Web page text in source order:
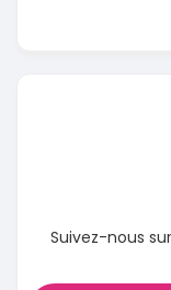
Suivez-nous